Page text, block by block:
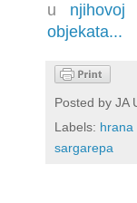
u njihovoj
objekata...
Posted by JA
Labels: hrana
sargarepa